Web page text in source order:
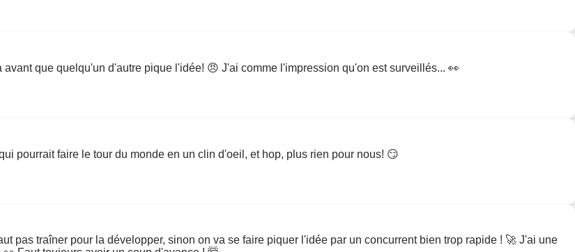
que quelqu'un d'autre pique l'idée! 😠 J'ai comme l'impression qu'on est surveillés... 👀
pourrait faire le tour du monde en un clin d'oeil, et hop, plus rien pour nous! 😏
pas traîner pour la développer, sinon on va se faire piquer l'idée par un concurrent bien trop rapide ! 🚀 J'ai une